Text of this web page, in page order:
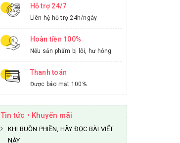
Hỗ trợ 24/7
Liên hệ hỗ trợ 24h/ngày
Hoàn tiền 100%
Nếu sản phẩm bị lỗi, hư hỏng
Thanh toán
Được bảo mật 100%
Tin tức • Khuyến mãi
KHI BUỒN PHIỀN, HÃY ĐỌC BÀI VIẾT
NÀY